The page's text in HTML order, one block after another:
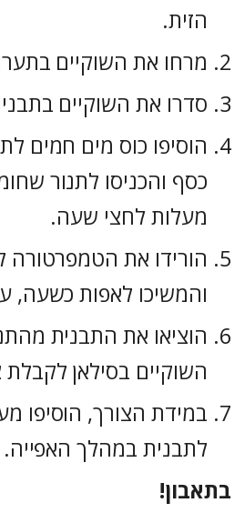
הזית.
מרחו את השוקיים
סדרו את השוקיים
הוסיפו כוס מים חמים
מעלות לחצי שעה.
והמשיכו לאפות כשעה,
הוציאו את התבנית
השוקיים בסילאן
במידת הצורך, הוסיפו
לתבנית במהלך האפייה.
בתאבון!